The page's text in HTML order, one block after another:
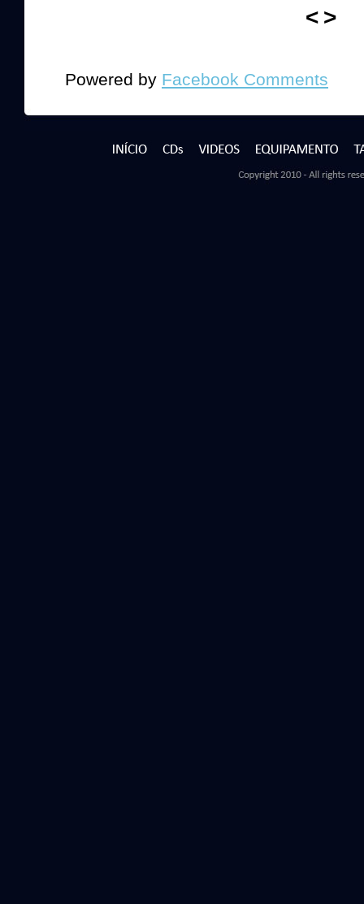
< >
Powered by Facebook Comments